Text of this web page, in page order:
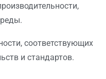
соответствующих
и стандартов.